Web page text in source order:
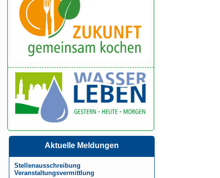
Aktuelle Meldungen
Stellenausschreibung
Veranstaltungsvermittlung